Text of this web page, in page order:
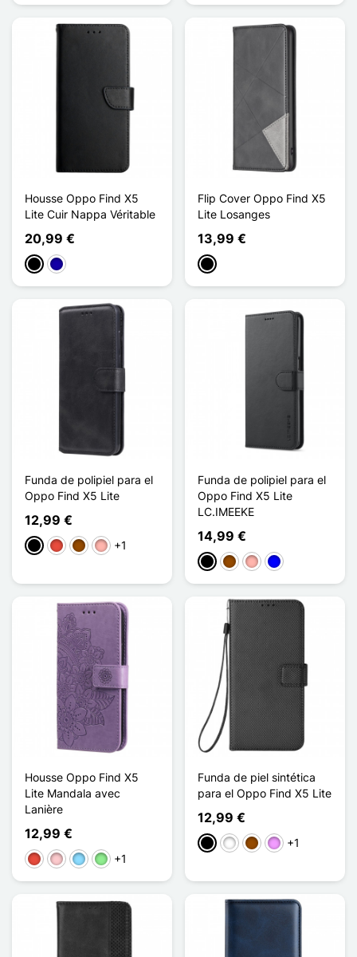
Housse Oppo Find X5
Lite Cuir Nappa Véritable
20,99 €
NegroAzul oscuro
Flip Cover Oppo Find X5
Lite Losanges
13,99 €
Negro
Funda de polipiel para el
Oppo Find X5 Lite
12,99 €
NegroRojoMarrónOro rosa
+1
Funda de polipiel para el
Oppo Find X5 Lite
LC.IMEEKE
14,99 €
NegroMarrónOro rosa
Azul
Housse Oppo Find X5
Lite Mandala avec
Lanière
12,99 €
RojoRosaAzul claro
Verde claro
+1
Funda de piel sintética
para el Oppo Find X5 Lite
12,99 €
NegroBlancoMarrónMorado claro
+1